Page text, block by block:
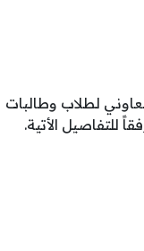
لطلاب وطالبات
للتفاصيل الأتية.